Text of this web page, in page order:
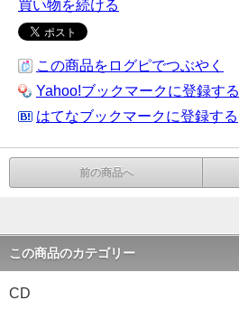
買い物を続ける
この商品をログピでつぶやく
Yahoo!ブックマークに登録する
はてなブックマークに登録する
前の商品へ
この商品のカテゴリー
CD